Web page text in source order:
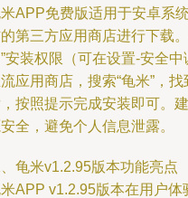
APP免费版适用于安卓系
第三方应用商店进行下载
安装权限（可在设置-安全
应用商店，搜索“龟米”，
按照提示完成安装即可。
全，避免个人信息泄露。
龟米v1.2.95版本功能亮点
APP v1.2.95版本在用户